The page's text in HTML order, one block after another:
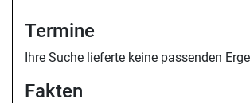
Termine
Ihre Suche lieferte keine passenden
Fakten